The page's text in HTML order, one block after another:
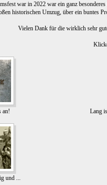
war in 2022 war ein ganz
historischen Umzug, über ein buntes
Vielen Dank für die wirklich sehr
an! Lang
und ...